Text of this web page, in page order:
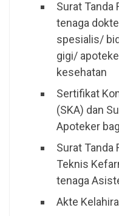
Surat Tanda
tenaga
spesialis/
gigi/
kesehatan
Sertifikat
(SKA) dan
Apoteker
Surat Tanda
Teknis
tenaga
Akte